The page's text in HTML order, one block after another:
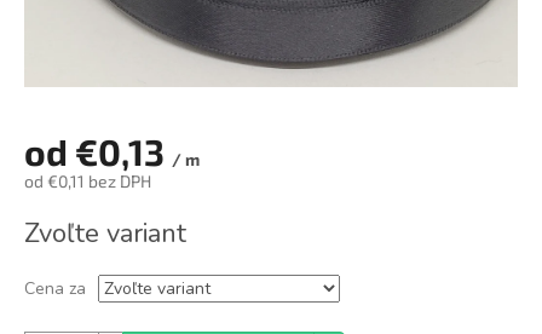
od €0,13 / m
od €0,11 bez DPH
cena:
Zvoľte variant
Cena za